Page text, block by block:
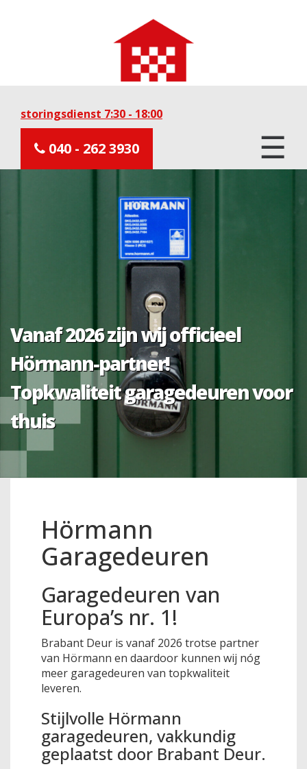
storingsdienst 7:30 - 18:00
040 - 262 3930 ☰
Vanaf 2026 zijn wij officieel
Hörmann-partner!
Topkwaliteit garagedeuren voor
thuis
Hörmann
Garagedeuren
Garagedeuren van
Europa’s nr. 1!
Brabant Deur is vanaf 2026 trotse partner
van Hörmann en daardoor kunnen wij nóg
meer garagedeuren van topkwaliteit
leveren.
Stijlvolle Hörmann
garagedeuren, vakkundig
geplaatst door Brabant Deur.